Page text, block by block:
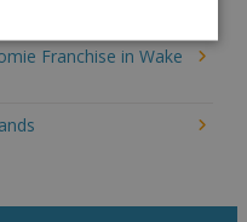
Franchise in Wake